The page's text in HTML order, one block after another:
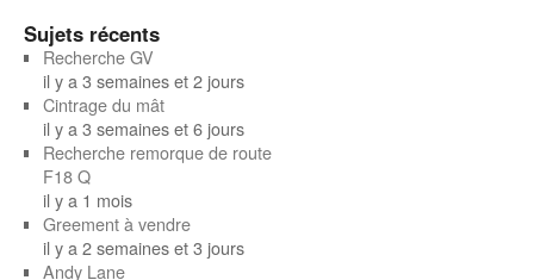
Sujets récents
Recherche GV
il y a 3 semaines et 2 jours
Cintrage du mât
il y a 3 semaines et 6 jours
Recherche remorque de route
F18 Q
il y a 1 mois
Greement à vendre
il y a 2 semaines et 3 jours
Andy Lane